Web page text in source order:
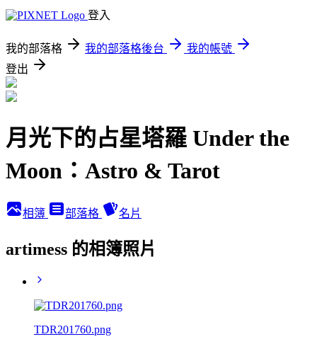
登入
我的部落格 我的部落格後台
我的帳號
登出
月光下的占星塔羅 Under the
Moon：Astro & Tarot
相簿 部落格 名片
artimess 的相簿照片
TDR201760.png